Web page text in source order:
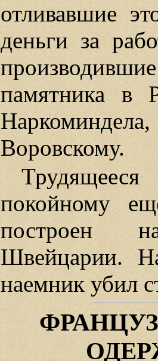
отливавшие
деньги за
памятника в
Воровскому.
покойному
построен
Швейцарии.
наемник убил